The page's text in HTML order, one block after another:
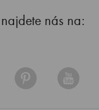
nás na: